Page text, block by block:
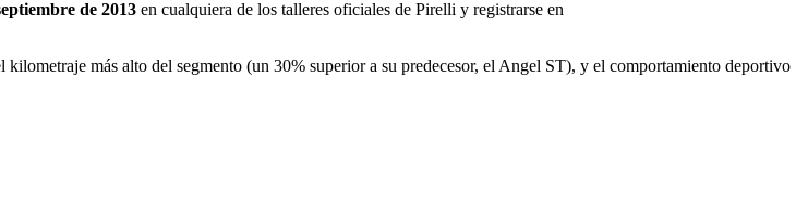
de 2013 en cualquiera de los talleres oficiales de Pirelli y registrarse en
kilometraje más alto del segmento (un 30% superior a su predecesor, el Angel ST), y el comportamiento deportivo